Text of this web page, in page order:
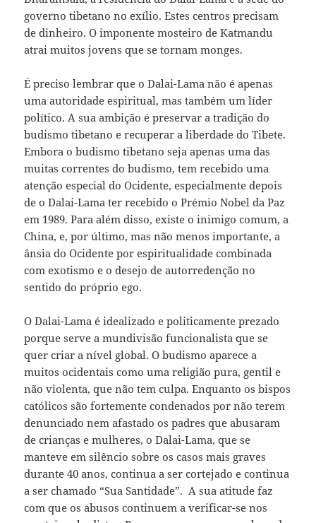
governo tibetano no exílio. Estes centros precisam
de dinheiro. O imponente mosteiro de Katmandu
atrai muitos jovens que se tornam monges.
É preciso lembrar que o Dalai-Lama não é apenas
uma autoridade espiritual, mas também um líder
político. A sua ambição é preservar a tradição do
budismo tibetano e recuperar a liberdade do Tibete.
Embora o budismo tibetano seja apenas uma das
muitas correntes do budismo, tem recebido uma
atenção especial do Ocidente, especialmente depois
de o Dalai-Lama ter recebido o Prémio Nobel da Paz
em 1989. Para além disso, existe o inimigo comum, a
China, e, por último, mas não menos importante, a
ânsia do Ocidente por espiritualidade combinada
com exotismo e o desejo de autorredenção no
sentido do próprio ego.
O Dalai-Lama é idealizado e politicamente prezado
porque serve a mundivisão funcionalista que se
quer criar a nível global. O budismo aparece a
muitos ocidentais como uma religião pura, gentil e
não violenta, que não tem culpa. Enquanto os bispos
católicos são fortemente condenados por não terem
denunciado nem afastado os padres que abusaram
de crianças e mulheres, o Dalai-Lama, que se
manteve em silêncio sobre os casos mais graves
durante 40 anos, continua a ser cortejado e continua
a ser chamado “Sua Santidade”. A sua atitude faz
com que os abusos continuem a verificar-se nos